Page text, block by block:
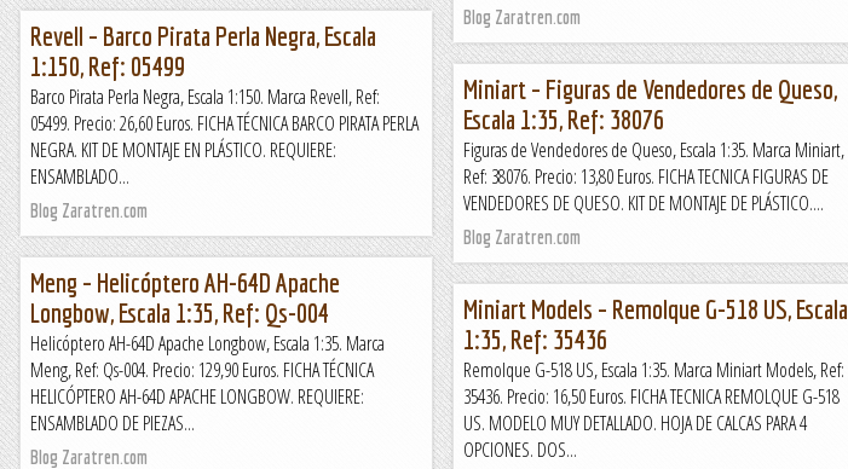
Blog Zaratren.com
Revell – Barco Pirata Perla Negra, Escala
1:150, Ref: 05499
Barco Pirata Perla Negra, Escala 1:150. Marca Revell, Ref:
05499. Precio: 26,60 Euros. FICHA TÉCNICA BARCO PIRATA PERLA
NEGRA. KIT DE MONTAJE EN PLÁSTICO. REQUIERE:
ENSAMBLADO...
Blog Zaratren.com
Miniart – Figuras de Vendedores de Queso,
Escala 1:35, Ref: 38076
Figuras de Vendedores de Queso, Escala 1:35. Marca Miniart,
Ref: 38076. Precio: 13,80 Euros. FICHA TECNICA FIGURAS DE
VENDEDORES DE QUESO. KIT DE MONTAJE DE PLÁSTICO....
Blog Zaratren.com
Meng – Helicóptero AH-64D Apache
Longbow, Escala 1:35, Ref: Qs-004
Helicóptero AH-64D Apache Longbow, Escala 1:35. Marca
Meng, Ref: Qs-004. Precio: 129,90 Euros. FICHA TÉCNICA
HELICÓPTERO AH-64D APACHE LONGBOW. REQUIERE:
ENSAMBLADO DE PIEZAS...
Blog Zaratren.com
Miniart Models – Remolque G-518 US, Escala
1:35, Ref: 35436
Remolque G-518 US, Escala 1:35. Marca Miniart Models, Ref:
35436. Precio: 16,50 Euros. FICHA TECNICA REMOLQUE G-518
US. MODELO MUY DETALLADO. HOJA DE CALCAS PARA 4
OPCIONES. DOS...